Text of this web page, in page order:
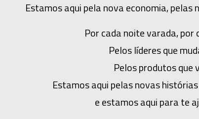
Estamos aqui pela nova economia, pelas
Por cada noite varada, por
Pelos líderes que
Pelos produtos que
Estamos aqui pelas novas
e estamos aqui para te